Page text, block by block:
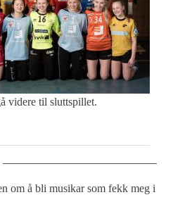
videre til sluttspillet.
om å bli musikar som fekk meg i